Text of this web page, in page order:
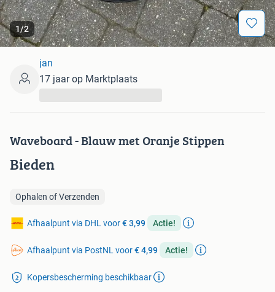
1/2
Waveboard - Blauw met Oranje Stippen
Bieden
Ophalen of Verzenden
Afhaalpunt via DHL voor€ 3,99 Actie!
Afhaalpunt via PostNL voor€ 4,99 Actie!
Kopersbescherming beschikbaar
jan
17 jaar op Marktplaats